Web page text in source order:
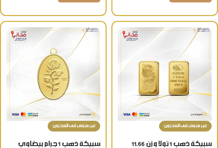
غير متوفر فى المخزون
سبيكة ذهب 1 تولا وزن 11.66
غير متوفر فى المخزون
سبيكة ذهب 1 جرام بيضاوي